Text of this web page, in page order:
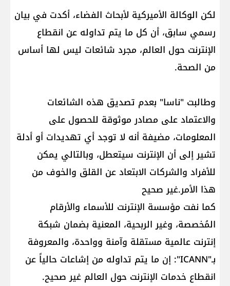
لكن الوكالة الأميركية لأبحاث الفضاء، أكدت في بيان
رسمي سابق، أن كل ما يتم تداوله عن انقطاع
الإنترنت حول العالم، مجرد شائعات ليس لها أساس
من الصحة.
وطالبت "ناسا" بعدم تصديق هذه الشائعات
والاعتماد على مصادر موثوقة للحصول على
المعلومات، مضيفة أنه لا توجد أي تهديدات أو أدلة
تشير إلى أن الإنترنت سيتعطل، وبالتالي يمكن
للأفراد والشركات الابتعاد عن القلق والخوف من
هذا الأمر.غير صحيح
كما نفت مؤسسة الإنترنت للأسماء والأرقام
المُخصصة، وغير الربحية، المعنية بضمان شبكة
إنترنت عالمية مستقلة وآمنة وواحدة، والمعروفة
بـ"ICANN": إن ما يتم تداوله من إشاعات حالياً عن
انقطاع خدمات الإنترنت حول العالم غير صحيح.